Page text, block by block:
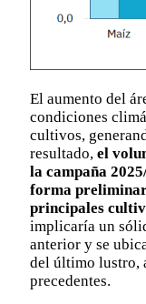
El aumento del
condiciones
cultivos,
resultado, el
la campaña
forma
principales
implicaría un
anterior y se
del último lustro,
precedentes.